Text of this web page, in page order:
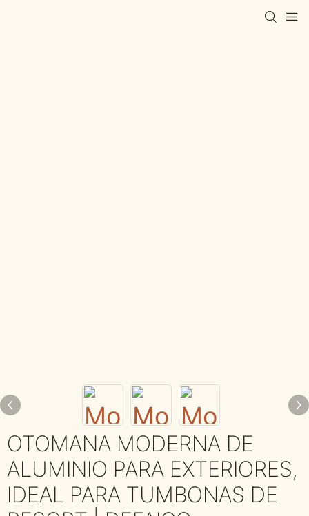
OTOMANA MODERNA DE
ALUMINIO PARA EXTERIORES,
IDEAL PARA TUMBONAS DE